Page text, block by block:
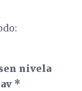
nivela
*